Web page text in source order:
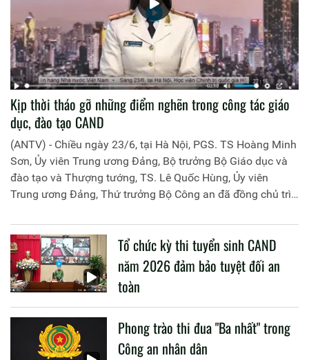
Kịp thời tháo gỡ những điểm nghẽn trong công tác giáo
dục, đào tạo CAND
(ANTV) - Chiều ngày 23/6, tại Hà Nội, PGS. TS Hoàng Minh
Sơn, Ủy viên Trung ương Đảng, Bộ trưởng Bộ Giáo dục và
đào tạo và Thượng tướng, TS. Lê Quốc Hùng, Ủy viên
Trung ương Đảng, Thứ trưởng Bộ Công an đã đồng chủ trì
liên quan đến công tác giáo dục và đào tạo của lực lượng
CAND.
Tổ chức kỳ thi tuyển sinh CAND
năm 2026 đảm bảo tuyệt đối an
toàn
Phong trào thi đua "Ba nhất" trong
Công an nhân dân